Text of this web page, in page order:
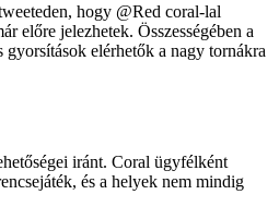
hogy @Red coral-lal
előre jelezhetek. Összességében a
elérhetők a nagy tornákra
iránt. Coral ügyfélként
és a helyek nem mindig